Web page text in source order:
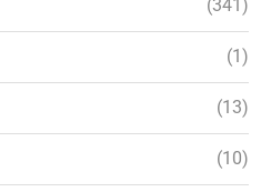
(341)
(1)
(13)
(10)